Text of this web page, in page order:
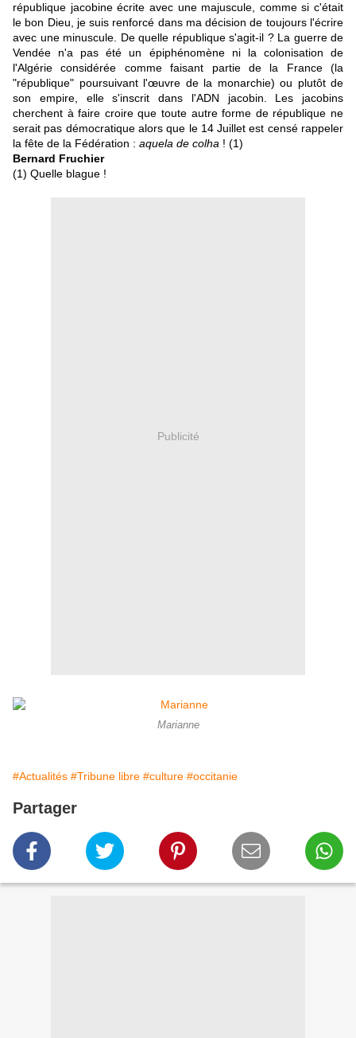
république jacobine écrite avec une majuscule, comme si c'était
le bon Dieu, je suis renforcé dans ma décision de toujours l'écrire
avec une minuscule. De quelle république s'agit-il ? La guerre de
Vendée n'a pas été un épiphénomène ni la colonisation de
l'Algérie considérée comme faisant partie de la France (la
"république" poursuivant l'œuvre de la monarchie) ou plutôt de
son empire, elle s'inscrit dans l'ADN jacobin. Les jacobins
cherchent à faire croire que toute autre forme de république ne
serait pas démocratique alors que le 14 Juillet est censé rappeler
la fête de la Fédération : aquela de colha ! (1)
Bernard Fruchier
(1) Quelle blague !
Publicité
Marianne
#Actualités #Tribune libre #culture #occitanie
Partager